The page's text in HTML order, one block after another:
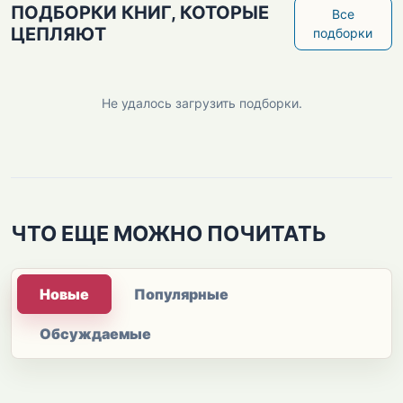
ПОДБОРКИ КНИГ, КОТОРЫЕ
ЦЕПЛЯЮТ
Все
подборки
Не удалось загрузить подборки.
ЧТО ЕЩЕ МОЖНО ПОЧИТАТЬ
Новые Популярные
Обсуждаемые